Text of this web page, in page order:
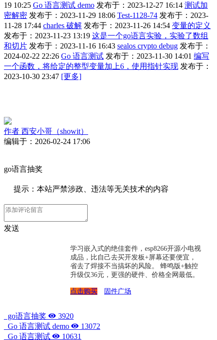
19 10:25 Go 语言测试 demo 发布于：2023-12-27 16:14 测试加
密解密 发布于：2023-11-29 18:06 Test-1128-74 发布于：2023-
11-28 17:44 charles 破解 发布于：2023-11-26 14:54 变量的定义
发布于：2023-11-23 13:19 这是一个go语言实验，实验了数组
和切片 发布于：2023-11-16 16:43 sealos crypto debug 发布于：
2024-02-22 22:26 Go 语言测试 发布于：2023-11-30 14:01 编写
一个函数，将给定的整型变量加上6，使用指针实现 发布于：
2023-10-30 23:47 [更多]
作者 西安小哥（showit）
编辑于：2026-02-24 17:06
go语言抽奖
提示：本站严禁涉政、违法等无关技术的内容
发送
学习嵌入式的绝佳套件，esp8266开源小电视
成品，比自己去买开发板+屏幕还要便宜，
省去了焊接不当搞坏的风险。 蜂鸣版+触控
升级仅36元，更强的硬件、价格全网最低。
点击购买 固件广场
go语言抽奖
3920
Go 语言测试 demo
13072
Go 语言测试
10631